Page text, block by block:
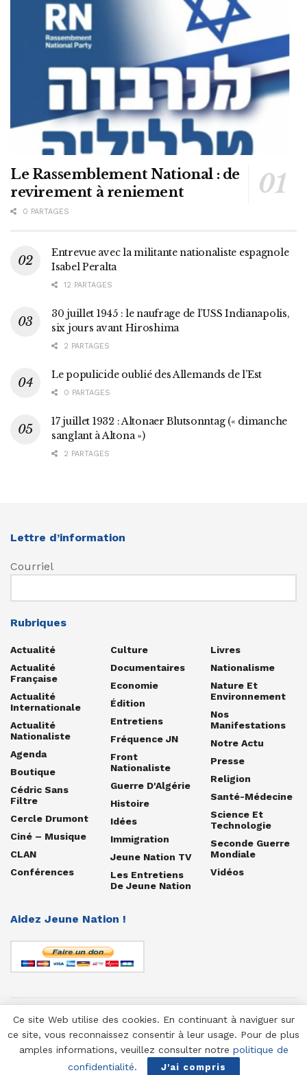
Le Rassemblement National : de
revirement à reniement
0 PARTAGES
Entrevue avec la militante nationaliste espagnole
Isabel Peralta
12 PARTAGES
30 juillet 1945 : le naufrage de l’USS Indianapolis,
six jours avant Hiroshima
2 PARTAGES
Le populicide oublié des Allemands de l’Est
0 PARTAGES
17 juillet 1932 : Altonaer Blutsonntag (« dimanche
sanglant à Altona »)
2 PARTAGES
Lettre d’information
Courriel
Rubriques
Actualité
Actualité
Française
Actualité
Internationale
Actualité
Nationaliste
Agenda
Boutique
Cédric Sans
Filtre
Cercle Drumont
Ciné – Musique
CLAN
Conférences
Culture
Documentaires
Economie
Édition
Entretiens
Fréquence JN
Front
Nationaliste
Guerre D'Algérie
Histoire
Idées
Immigration
Jeune Nation TV
Les Entretiens
De Jeune Nation
Livres
Nationalisme
Nature Et
Environnement
Nos
Manifestations
Notre Actu
Presse
Religion
Santé-Médecine
Science Et
Technologie
Seconde Guerre
Mondiale
Vidéos
Aidez Jeune Nation !
© 1958-2025 Jeune Nation
Ce site Web utilise des cookies. En continuant à naviguer sur
ce site, vous reconnaissez consentir à leur usage. Pour de plus
amples informations, veuillez consulter notre politique de
confidentialité. J'ai compris